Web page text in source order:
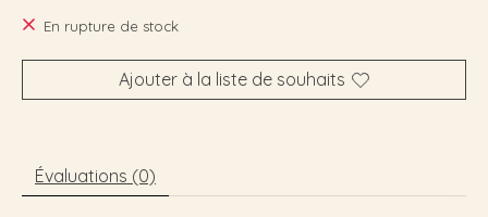
En rupture de stock
Ajouter à la liste de souhaits
Évaluations (0)